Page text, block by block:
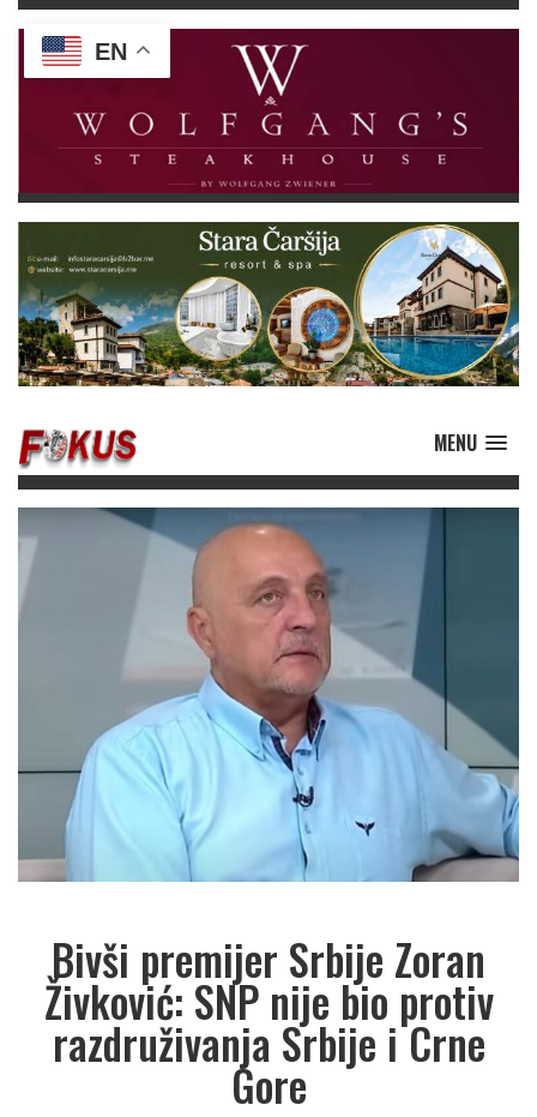
MENU
Bivši premijer Srbije Zoran
Živković: SNP nije bio protiv
razdruživanja Srbije i Crne
Gore
EN